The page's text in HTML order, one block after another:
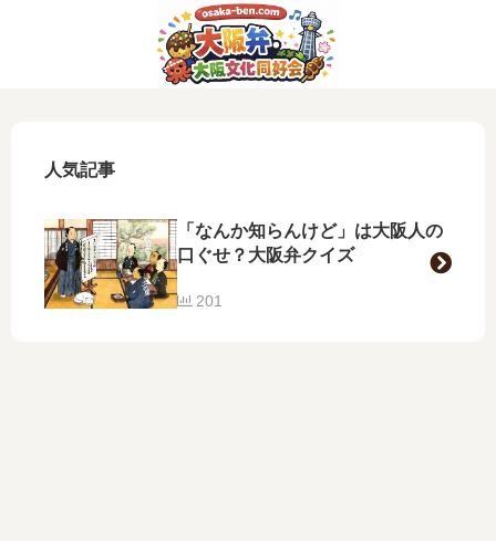
人気記事
「なんか知らんけど」は大阪人の
口ぐせ？大阪弁クイズ
201